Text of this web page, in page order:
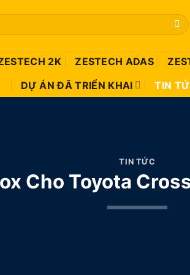
2K ZESTECH ADAS
DỰ ÁN ĐÃ TRIỂN KHAI
TIN
TIN TỨC
Cho Toyota